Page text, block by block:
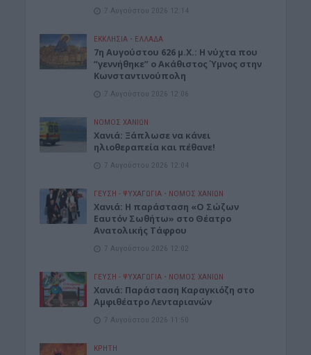
7 Αυγούστου 2026 12:14
ΕΚΚΛΗΣΙΑ • ΕΛΛΑΔΑ
7η Αυγούστου 626 μ.Χ.: Η νύχτα που
“γεννήθηκε” ο Ακάθιστος Ύμνος στην
Κωνσταντινούπολη
7 Αυγούστου 2026 12:06
ΝΟΜΌΣ ΧΑΝΊΩΝ
Χανιά: Ξάπλωσε να κάνει
ηλιοθεραπεία και πέθανε!
7 Αυγούστου 2026 12:04
ΓΕΎΣΗ - ΨΥΧΑΓΩΓΊΑ • ΝΟΜΌΣ ΧΑΝΊΩΝ
Χανιά: Η παράσταση «Ο Σώζων
Εαυτόν Σωθήτω» στο Θέατρο
Ανατολικής Τάφρου
7 Αυγούστου 2026 12:02
ΓΕΎΣΗ - ΨΥΧΑΓΩΓΊΑ • ΝΟΜΌΣ ΧΑΝΊΩΝ
Xανιά: Παράσταση Καραγκιόζη στο
Αμφιθέατρο Λενταριανών
7 Αυγούστου 2026 11:50
ΚΡΗΤΗ